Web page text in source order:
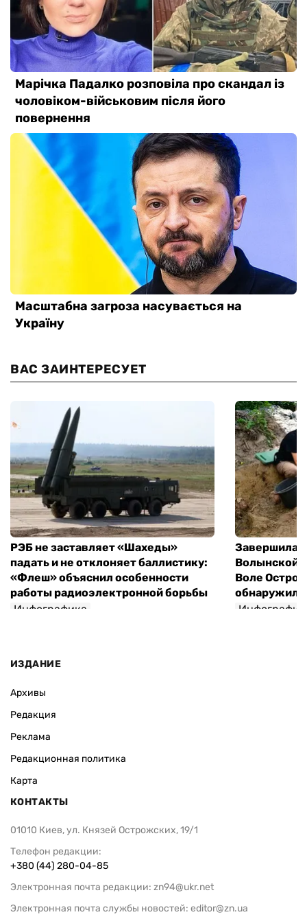
ВАС ЗАИНТЕРЕСУЕТ
РЭБ не заставляет «Шахеды»
падать и не отклоняет баллистику:
«Флеш» объяснил особенности
работы радиоэлектронной борьбы
Инфографика
Волынской
Воле
обнаружили
ИЗДАНИЕ
Архивы
Редакция
Реклама
Редакционная политика
Карта
КОНТАКТЫ
01010 Киев, ул. Князей Острожских, 19/1
Телефон редакции:
+380 (44) 280-04-85
Электронная почта редакции: zn94@ukr.net
Электронная почта службы новостей: editor@zn.ua